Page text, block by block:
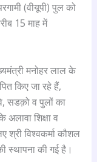
(वीयूपी) पुल को
15 माह में
मनोहर लाल के
किए जा रहे हैं,
सडक़ो व पुलों का
शिक्षा व
श्री विश्वकर्मा कौशल
स्थापना की गई है।